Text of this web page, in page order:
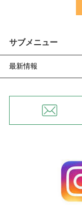
サブメニュー
最新情報